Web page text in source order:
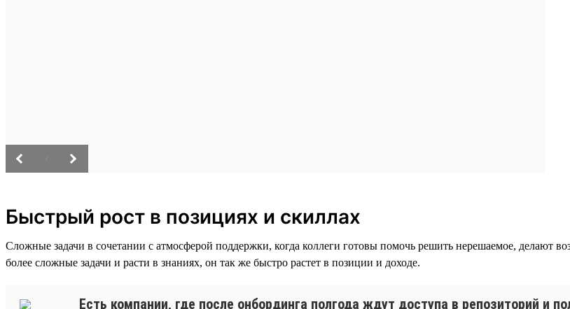
Быстрый рост в позициях и скиллах
Сложные задачи в сочетании с атмосферой поддержки, когда коллеги готовы помочь решить нерешаемое, делают
более сложные задачи и расти в знаниях, он так же быстро растет в позиции и доходе.
Есть компании, где после онбординга полгода ждут доступа в репозиторий и